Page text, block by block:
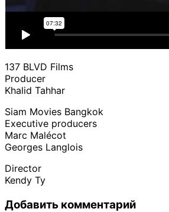
137 BLVD Films
Producer
Khalid Tahhar
Siam Movies Bangkok
Executive producers
Marc Malécot
Georges Langlois
Director
Kendy Ty
Добавить комментарий